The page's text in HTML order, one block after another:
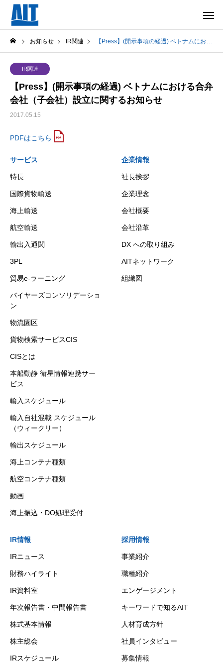
お知らせ IR関連 【Press】(開示事項の経過) ベトナムにおける合弁会社（子会社）設立に関するお知らせ
IR関連
【Press】(開示事項の経過) ベトナムにおける合弁
会社（子会社）設立に関するお知らせ
2017.05.15
PDFはこちら
サービス
特長
国際貨物輸送
海上輸送
航空輸送
輸出入通関
3PL
貿易e-ラーニング
バイヤーズコンソリデーショ
ン
物流園区
貨物検索サービスCIS
CISとは
本船動静 衛星情報連携サー
ビス
輸入スケジュール
輸入自社混載 スケジュール
（ウィークリー）
輸出スケジュール
海上コンテナ種類
航空コンテナ種類
動画
海上振込・DO処理受付
企業情報
社長挨拶
企業理念
会社概要
会社沿革
DX への取り組み
AITネットワーク
組織図
IR情報
IRニュース
財務ハイライト
IR資料室
年次報告書・中間報告書
株式基本情報
株主総会
IRスケジュール
採用情報
事業紹介
職種紹介
エンゲージメント
キーワードで知るAIT
人材育成方針
社員インタビュー
募集情報